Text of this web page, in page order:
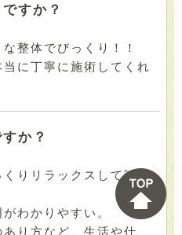
すか？
整体でびっくり！！
に丁寧に施術してくれ
か？
りリラックスして話し
わかりやすい。
り方など、生活や仕